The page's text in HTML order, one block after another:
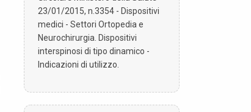
23/01/2015, n.3354 - Dispositivi
medici - Settori Ortopedia e
Neurochirurgia. Dispositivi
interspinosi di tipo dinamico -
Indicazioni di utilizzo.